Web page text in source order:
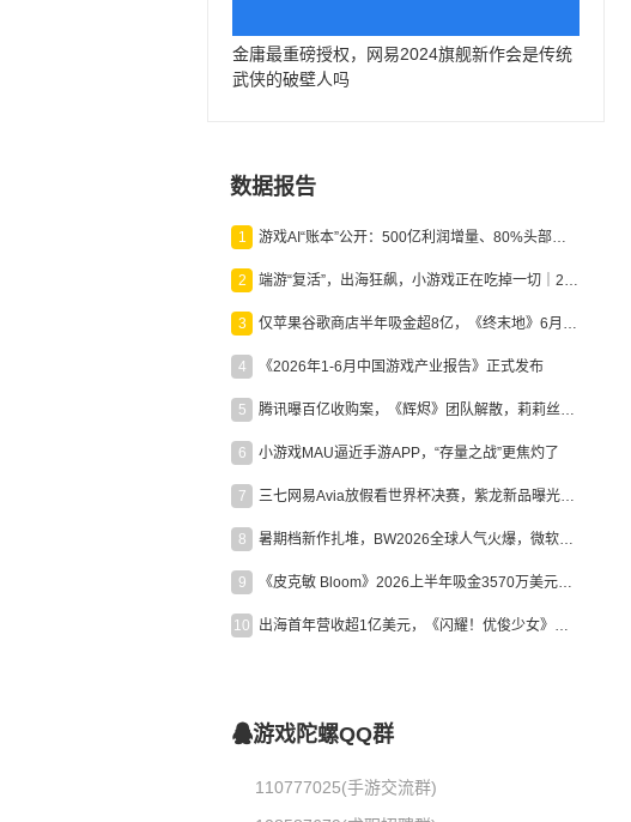
金庸最重磅授权，网易2024旗舰新作会是传统
武侠的破壁人吗
数据报告
1 游戏AI“账本”公开：500亿利润增量、80%头部入局，谁在闷声发财？
2 端游“复活”，出海狂飙，小游戏正在吃掉一切｜2026上半年产业报告
3 仅苹果谷歌商店半年吸金超8亿，《终末地》6月份收入显著回暖
4 《2026年1-6月中国游戏产业报告》正式发布
5 腾讯曝百亿收购案，《辉烬》团队解散，莉莉丝新作曝光｜陀螺周报
6 小游戏MAU逼近手游APP，“存量之战”更焦灼了
7 三七网易Avia放假看世界杯决赛，紫龙新品曝光，米哈游新作上线 | 陀螺周报
8 暑期档新作扎堆，BW2026全球人气火爆，微软XBOX大裁员|陀螺周报
9 《皮克敏 Bloom》2026上半年吸金3570万美元，中国台湾成最大市场
10 出海首年营收超1亿美元，《闪耀！优俊少女》美国市场占比达七成
游戏陀螺QQ群
110777025(手游交流群)